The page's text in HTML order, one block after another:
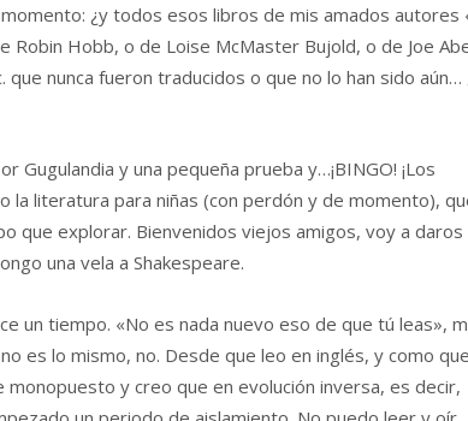
¿y todos esos libros de mis amados autores
Robin Hobb, o de Loise McMaster Bujold, o de Joe
que nunca fueron traducidos o que no lo han sido aún…
Gugulandia y una pequeña prueba y…¡BINGO! ¡Los
la literatura para niñas (con perdón y de momento),
que explorar. Bienvenidos viejos amigos, voy a daros
una vela a Shakespeare.
un tiempo. «No es nada nuevo eso de que tú leas»,
es lo mismo, no. Desde que leo en inglés, y como que
y creo que en evolución inversa, es decir,